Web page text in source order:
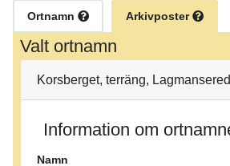
Ortnamn Arkivposter
Valt ortnamn
Korsberget, terräng,
Information om
Namn